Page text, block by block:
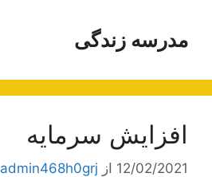
محتوامدرسه زندگی
افزایش سرمایه
12/02/2021 از admin468h0grj